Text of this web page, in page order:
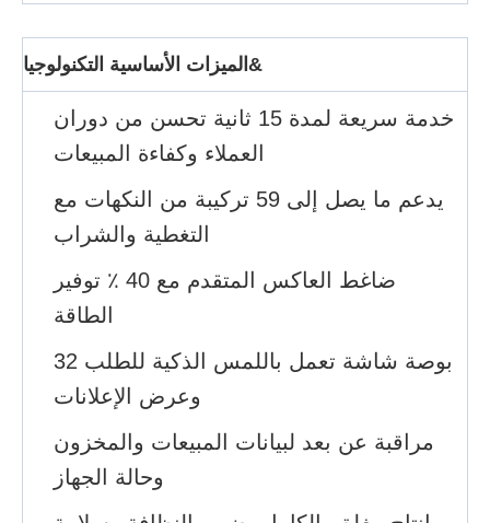
الميزات الأساسية التكنولوجيا&
خدمة سريعة لمدة 15 ثانية تحسن من دوران
العملاء وكفاءة المبيعات
يدعم ما يصل إلى 59 تركيبة من النكهات مع
التغطية والشراب
ضاغط العاكس المتقدم مع 40 ٪ توفير
الطاقة
32 بوصة شاشة تعمل باللمس الذكية للطلب
وعرض الإعلانات
مراقبة عن بعد لبيانات المبيعات والمخزون
وحالة الجهاز